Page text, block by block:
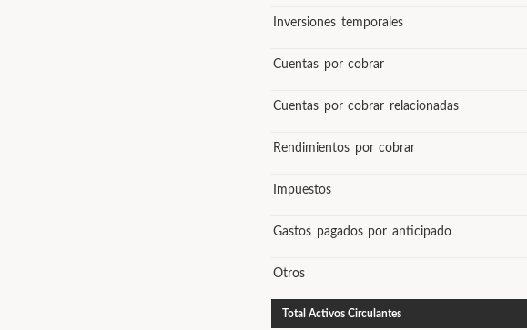
Inversiones temporales
Cuentas por cobrar
Cuentas por cobrar relacionadas
Rendimientos por cobrar
Impuestos
Gastos pagados por anticipado
Otros
Total Activos Circulantes